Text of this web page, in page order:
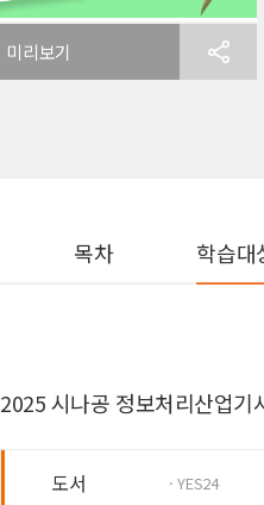
미리보기
목차 학습대
2025 시나공 정보처리산업기
도서 · YES24